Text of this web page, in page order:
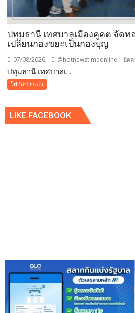
ปทุมธานี เทศบาลเมืองคูคต จัดท
เปลี่ยนกองขยะเป็นกองบุญ
07/08/2026 @hotnewstimeonline ปิดค
ปทุมธานี เทศบาลเ...
โฟกัสข่าวเด่น
LIKE FACEBOOK